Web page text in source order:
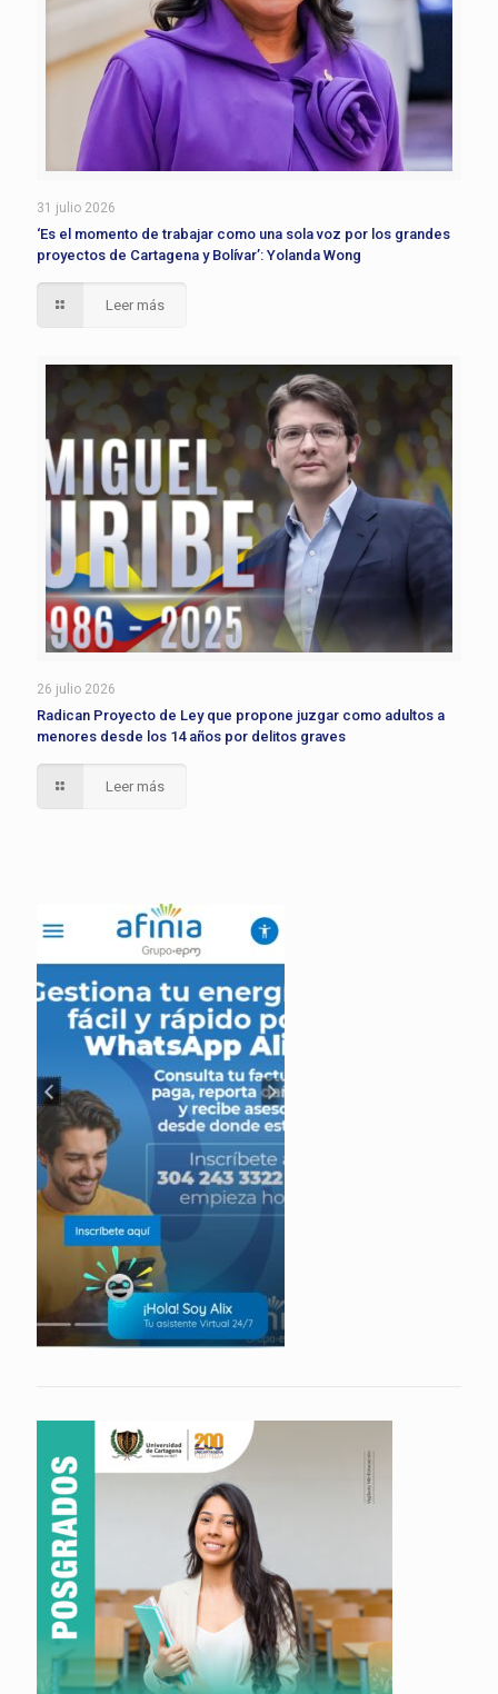
31 julio 2026
‘Es el momento de trabajar como una sola voz por los grandes
proyectos de Cartagena y Bolívar’: Yolanda Wong
Leer más
26 julio 2026
Radican Proyecto de Ley que propone juzgar como adultos a
menores desde los 14 años por delitos graves
Leer más